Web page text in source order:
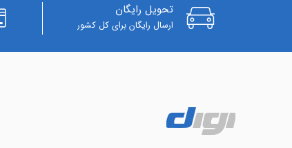
تحویل رایگان
ارسال رایگان برای کل کشور